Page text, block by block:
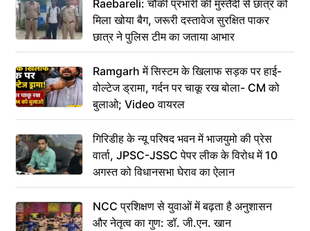
Raebareli: चौकी प्रभारी की मुस्तैदी से छात्र को
मिला खोया बैग, जरूरी दस्तावेज सुरक्षित पाकर
छात्र ने पुलिस टीम का जताया आभार
Ramgarh में सिस्टम के खिलाफ सड़क पर हाई-
वोल्टेज ड्रामा, गर्दन पर चाकू रख बोला- CM को
बुलाओ; Video वायरल
गिरिडीह के न्यू परिषद भवन में भाजयुमो की प्रेस
वार्ता, JPSC-JSSC पेपर लीक के विरोध में 10
अगस्त को विधानसभा घेराव का ऐलान
NCC प्रशिक्षण से युवाओं में बढ़ता है अनुशासन
और नेतृत्व का गुण: डॉ. जी.एन. खान